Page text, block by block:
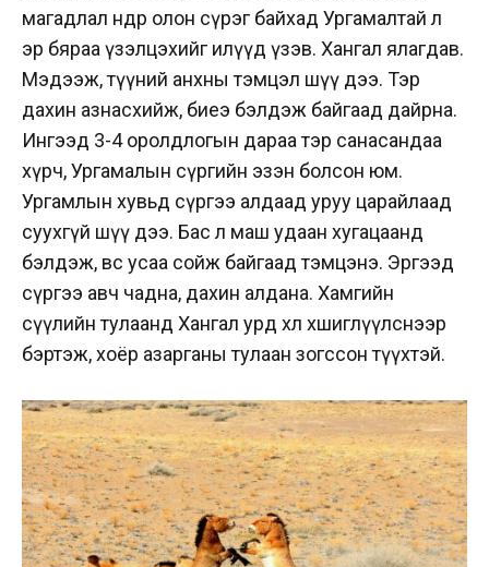
магадлал өндөр олон сүрэг байхад Ургамалтай л
эр бяраа үзэлцэхийг илүүд үзэв. Хангал ялагдав.
Мэдээж, түүний анхны тэмцэл шүү дээ. Тэр
дахин азнасхийж, биеэ бэлдэж байгаад дайрна.
Ингээд 3-4 оролдлогын дараа тэр санасандаа
хүрч, Ургамалын сүргийн эзэн болсон юм.
Ургамлын хувьд сүргээ алдаад уруу царайлаад
суухгүй шүү дээ. Бас л маш удаан хугацаанд
бэлдэж, өвс усаа сойж байгаад тэмцэнэ. Эргээд
сүргээ авч чадна, дахин алдана. Хамгийн
сүүлийн тулаанд Хангал урд хөлөө хөшиглүүлснээр
бэртэж, хоёр азарганы тулаан зогссон түүхтэй.